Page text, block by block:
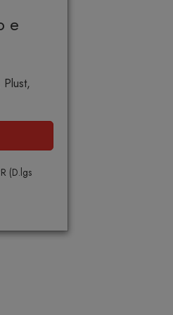
e
(D.lgs